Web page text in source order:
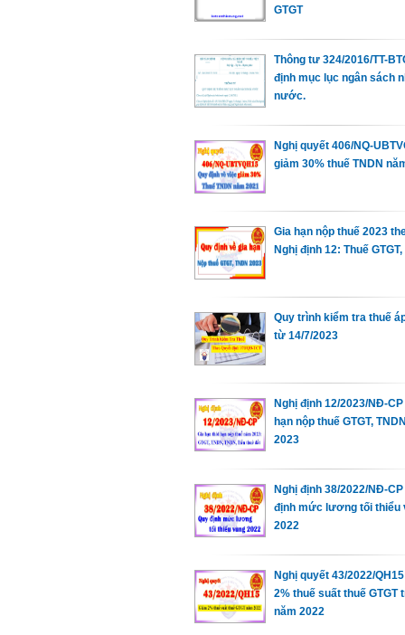
GTGT
Thông tư 324/2016/TT-
định mục lục ngân sách
nước.
Nghị quyết 406/NQ-
giảm 30% thuế TNDN
Gia hạn nộp thuế 2023
Nghị định 12: Thuế GTGT,
Quy trình kiểm tra thuế
từ 14/7/2023
Nghị định 12/2023/NĐ-
hạn nộp thuế GTGT,
2023
Nghị định 38/2022/NĐ-
định mức lương tối thiểu
2022
Nghị quyết 43/2022/
2% thuế suất thuế GTGT
năm 2022